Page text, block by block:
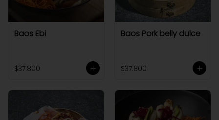
Baos Ebi
$37.800
Baos Pork belly dulce
$37.800